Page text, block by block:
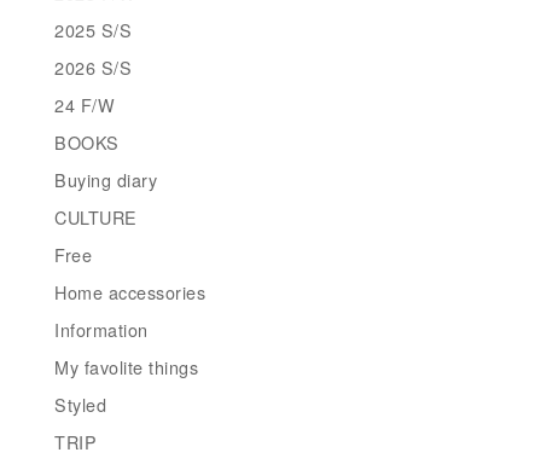
2025 S/S
2026 S/S
24 F/W
BOOKS
Buying diary
CULTURE
Free
Home accessories
Information
My favolite things
Styled
TRIP